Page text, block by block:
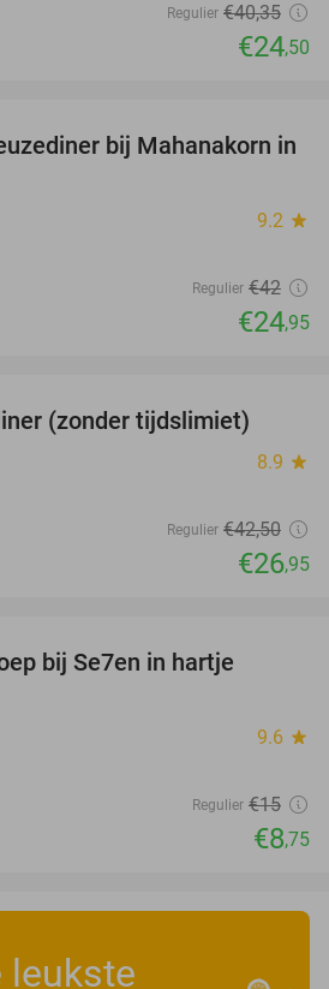
Regulier €40,35
€24,50
41%
bij Mahanakorn in
9.2 star
Regulier €42
€24,95
(zonder tijdslimiet)
8.9 star
Regulier €42,50
€26,95
bij Se7en in hartje
9.6 star
Regulier €15
€8,75
leukste